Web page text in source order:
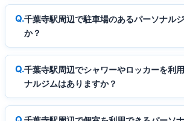
千葉寺駅周辺で駐車場のあるパーソナル
か？
千葉寺駅周辺でシャワーやロッカーを利
ナルジムはありますか？